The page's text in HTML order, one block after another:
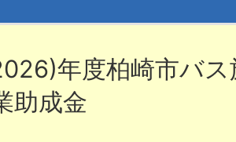
年度柏崎市バス
助成金